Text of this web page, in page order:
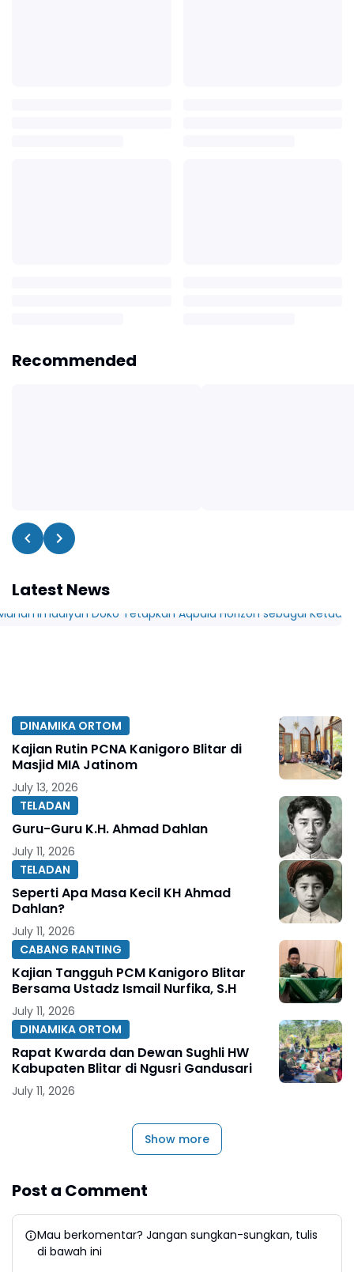
Recommended
Latest News
DINAMIKA ORTOM
Kajian Rutin PCNA Kanigoro Blitar di
Masjid MIA Jatinom
July 13, 2026
TELADAN
Guru-Guru K.H. Ahmad Dahlan
July 11, 2026
TELADAN
Seperti Apa Masa Kecil KH Ahmad
Dahlan?
July 11, 2026
CABANG RANTING
Kajian Tangguh PCM Kanigoro Blitar
Bersama Ustadz Ismail Nurfika, S.H
July 11, 2026
DINAMIKA ORTOM
Rapat Kwarda dan Dewan Sughli HW
Kabupaten Blitar di Ngusri Gandusari
July 11, 2026
Show more
Post a Comment
Mau berkomentar? Jangan sungkan-sungkan, tulis
di bawah ini